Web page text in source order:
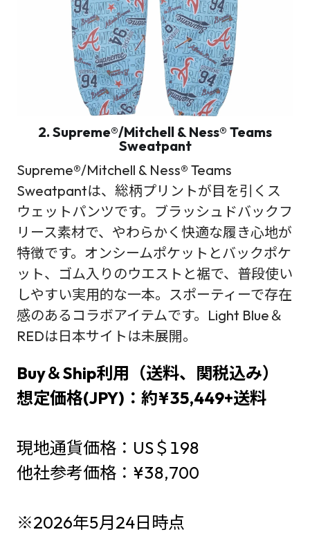
2. Supreme®/Mitchell & Ness® Teams
Sweatpant
Supreme®/Mitchell & Ness® Teams
Sweatpantは、総柄プリントが目を引くス
ウェットパンツです。ブラッシュドバックフ
リース素材で、やわらかく快適な履き心地が
特徴です。オンシームポケットとバックポケ
ット、ゴム入りのウエストと裾で、普段使い
しやすい実用的な一本。スポーティーで存在
感のあるコラボアイテムです。Light Blue＆
REDは日本サイトは未展開。
Buy＆Ship利用（送料、関税込み）
想定価格(JPY)：約¥35,449+送料
現地通貨価格：US＄198
他社参考価格：¥38,700
※2026年5月24日時点